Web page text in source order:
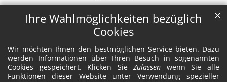
Ihre Wahlmöglichkeiten bezüglich
Cookies
Wir möchten Ihnen den bestmöglichen Service bieten. Dazu
werden Informationen über Ihren Besuch in sogenannten
Cookies gespeichert. Klicken SieZulassen wenn Sie alle
Funktionen dieser Website unter Verwendung spezieller
✕